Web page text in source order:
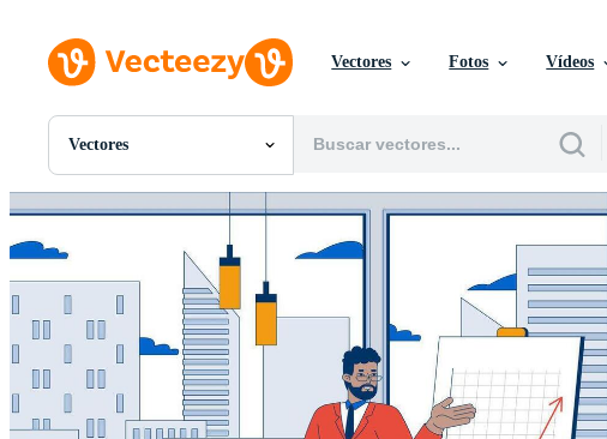
Vectores Fotos Vídeos
Vectores
Todas Imágenes
Fotos
SVGs
Plantillas
Vectores
Videos
Gráficos en Movimiento
Imágenes Editoriales
Eventos Editoriales